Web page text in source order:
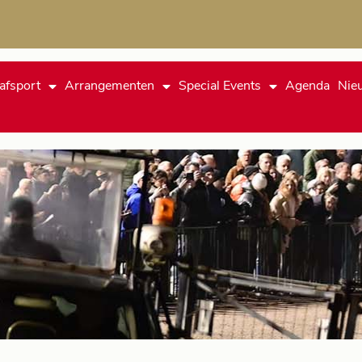
Arrangementen Special Events Agenda